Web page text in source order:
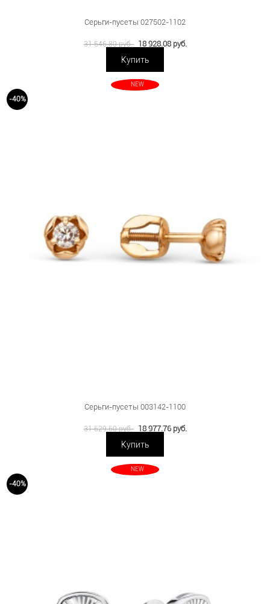
Серьги-пусеты 027502-1102
31 546.80 руб. 18 928.08 руб.
Купить
-40%
NEW
Серьги-пусеты 003142-1100
31 629.60 руб. 18 977.76 руб.
Купить
-40%
NEW